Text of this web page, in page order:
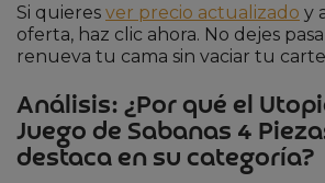
Si quieres ver precio actualizado y
oferta, haz clic ahora. No dejes
renueva tu cama sin vaciar tu
Análisis: ¿Por qué el
Juego de Sabanas 4
destaca en su categoría?